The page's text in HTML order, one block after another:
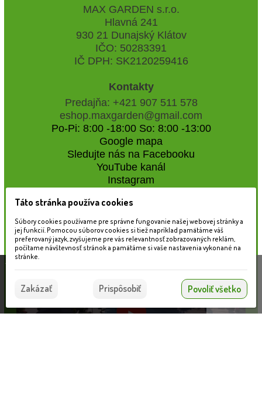
MAX GARDEN s.r.o.
Hlavná 241
930 21 Dunajský Klátov
IČO: 50283391
IČ DPH: SK2120259416
Kontakty
Predajňa: +421 907 511 578
eshop.maxgarden@gmail.com
Po-Pi: 8:00 -18:00 So: 8:00 -13:00
Google mapa
Sledujte nás na Facebooku
YouTube kanál
Instagram
Naše záhradné centrum
Táto stránka používa súbory cookies, ktoré nám
pomáhajú poskytovať služby. Používaním našich
služieb vyjadrujete súhlas s používaním súborov
Súhlasím
Táto stránka používa cookies
Súbory cookies používame pre správne fungovanie našej webovej stránky a
jej funkcií. Pomocou súborov cookies si tiež napríklad pamätáme váš
preferovaný jazyk, zvyšujeme pre vás relevantnosť zobrazovaných reklám,
počítame návštevnosť stránok a pamätáme si vaše nastavenia vykonané na
stránke.
Zakázať Prispôsobiť Povoliť všetko